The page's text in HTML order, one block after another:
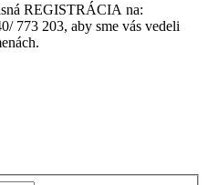
REGISTRÁCIA na:
773 203, aby sme vás vedeli